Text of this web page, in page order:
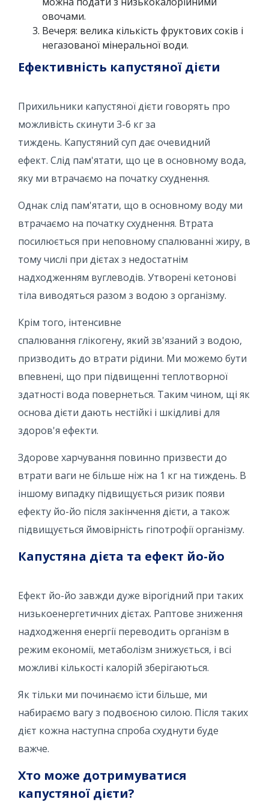
овочами.
Вечеря: велика кількість фруктових соків і
негазованої мінеральної води.
Ефективність капустяної дієти
Прихильники капустяної дієти говорять про
можливість скинути 3-6 кг за
тиждень. Капустяний суп дає очевидний
ефект. Слід пам'ятати, що це в основному вода,
яку ми втрачаємо на початку схуднення.
Однак слід пам'ятати, що в основному воду ми
втрачаємо на початку схуднення. Втрата
посилюється при неповному спалюванні жиру, в
тому числі при дієтах з недостатнім
надходженням вуглеводів. Утворені кетонові
тіла виводяться разом з водою з організму.
Крім того, інтенсивне
спалювання глікогену, який зв'язаний з водою,
призводить до втрати рідини. Ми можемо бути
впевнені, що при підвищенні теплотворної
здатності вода повернеться. Таким чином, щі як
основа дієти дають нестійкі і шкідливі для
здоров'я ефекти.
Здорове харчування повинно призвести до
втрати ваги не більше ніж на 1 кг на тиждень. В
іншому випадку підвищується ризик появи
ефекту йо-йо після закінчення дієти, а також
підвищується ймовірність гіпотрофії організму.
Капустяна дієта та ефект йо-йо
Ефект йо-йо завжди дуже вірогідний при таких
низькоенергетичних дієтах. Раптове зниження
надходження енергії переводить організм в
режим економії, метаболізм знижується, і всі
можливі кількості калорій зберігаються.
Як тільки ми починаємо їсти більше, ми
набираємо вагу з подвоєною силою. Після таких
дієт кожна наступна спроба схуднути буде
важче.
Хто може дотримуватися
капустяної дієти?